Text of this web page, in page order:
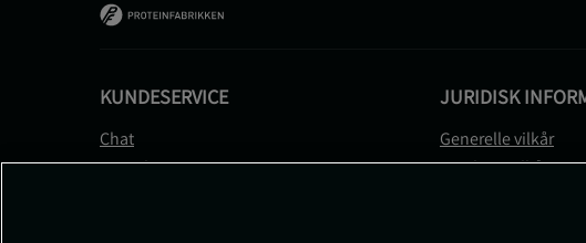
KUNDESERVICE
Chat
Kontakt
JURIDISK
Generelle vilkår
Betalingsvilkår